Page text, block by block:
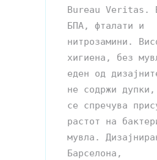
Bureau Veritas.
БПА, фталати и
нитрозамини.
хигиена, без
еден од
не содржи
се спречува
растот на
мувла.
Барселона,